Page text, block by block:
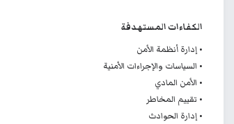
الكفاءات المستهدفة
• إدارة أنظمة الأمن
• السياسات والإجراءات الأمنية
• الأمن المادي
• تقييم المخاطر
• إدارة الحوادث